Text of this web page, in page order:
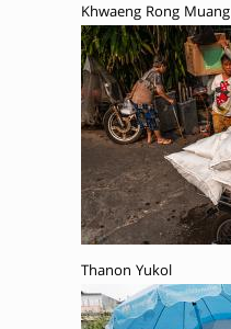
Khwaeng Rong Muang
Thanon Yukol